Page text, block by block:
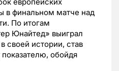
европейских
в финальном матче над
По итогам
Юнайтед» выиграл
своей истории, став
обойдя